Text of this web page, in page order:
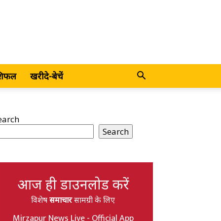
खरीदे-बेचें
Search
आज ही डाउनलोड करें
विशेषसमाचारसामग्री के लिए